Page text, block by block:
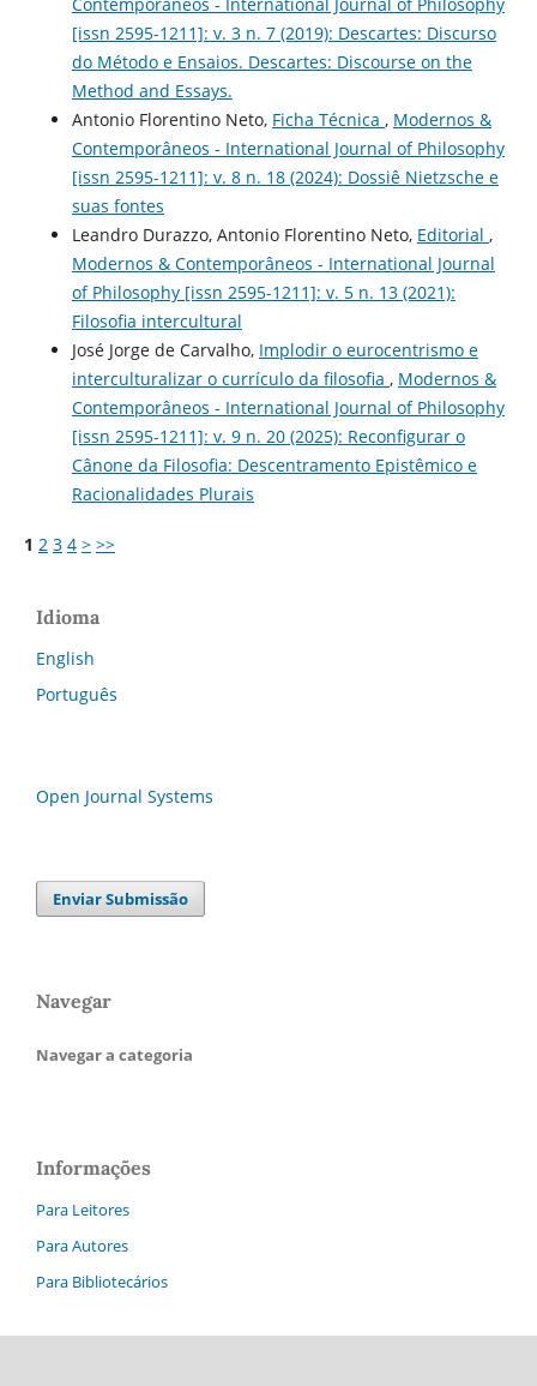
[issn 2595-1211]: v. 3 n. 7 (2019): Descartes: Discurso
do Método e Ensaios. Descartes: Discourse on the
Method and Essays.
Antonio Florentino Neto, Ficha Técnica , Modernos &
Contemporâneos - International Journal of Philosophy
[issn 2595-1211]: v. 8 n. 18 (2024): Dossiê Nietzsche e
suas fontes
Leandro Durazzo, Antonio Florentino Neto, Editorial ,
Modernos & Contemporâneos - International Journal
of Philosophy [issn 2595-1211]: v. 5 n. 13 (2021):
Filosofia intercultural
José Jorge de Carvalho, Implodir o eurocentrismo e
interculturalizar o currículo da filosofia , Modernos &
Contemporâneos - International Journal of Philosophy
[issn 2595-1211]: v. 9 n. 20 (2025): Reconfigurar o
Cânone da Filosofia: Descentramento Epistêmico e
Racionalidades Plurais
1 2 3 4 > >>
Idioma
English
Português
Open Journal Systems
Enviar Submissão
Navegar
Navegar a categoria
Informações
Para Leitores
Para Autores
Para Bibliotecários